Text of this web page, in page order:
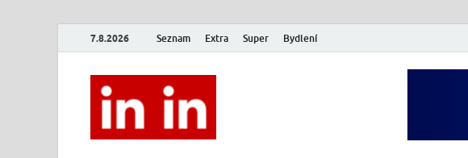
7.8.2026 Seznam Extra Super Bydlení